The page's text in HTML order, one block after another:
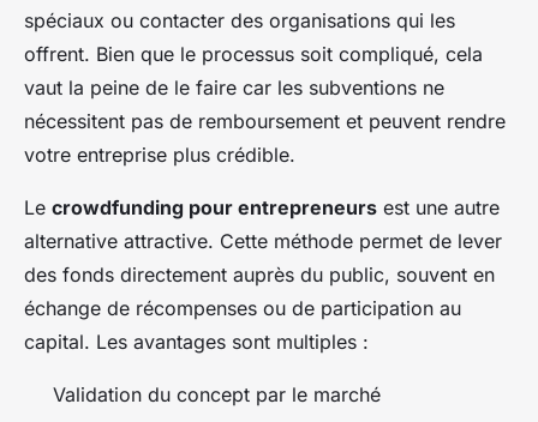
spéciaux ou contacter des organisations qui les
offrent. Bien que le processus soit compliqué, cela
vaut la peine de le faire car les subventions ne
nécessitent pas de remboursement et peuvent rendre
votre entreprise plus crédible.
Le crowdfunding pour entrepreneurs est une autre
alternative attractive. Cette méthode permet de lever
des fonds directement auprès du public, souvent en
échange de récompenses ou de participation au
capital. Les avantages sont multiples :
Validation du concept par le marché